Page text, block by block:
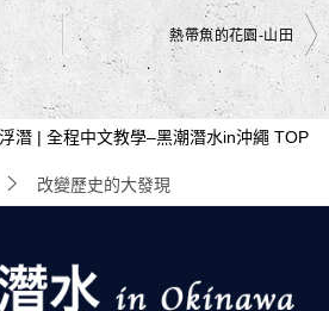
熱帶魚的花園-山田
潛 | 全程中文教學–黑潮潛水in沖繩 TOP
改變歷史的大發現